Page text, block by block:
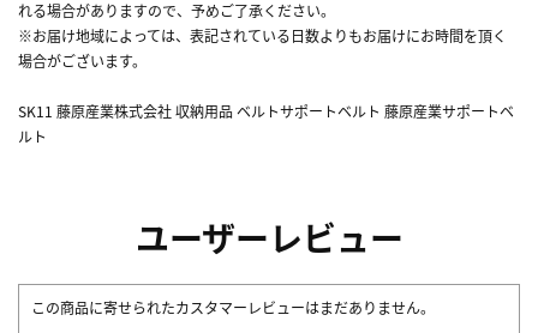
れる場合がありますので、予めご了承ください。
※お届け地域によっては、表記されている日数よりもお届けにお時間を頂く
場合がございます。
SK11 藤原産業株式会社 収納用品 ベルトサポートベルト 藤原産業サポートベ
ルト
ユーザーレビュー
この商品に寄せられたカスタマーレビューはまだありません。